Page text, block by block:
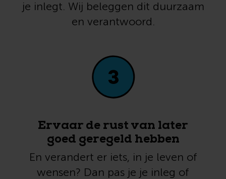
je inlegt. Wij beleggen dit duurzaam
en verantwoord.
Ervaar de rust van later
goed geregeld hebben
En verandert er iets, in je leven of
wensen? Dan pas je je inleg of